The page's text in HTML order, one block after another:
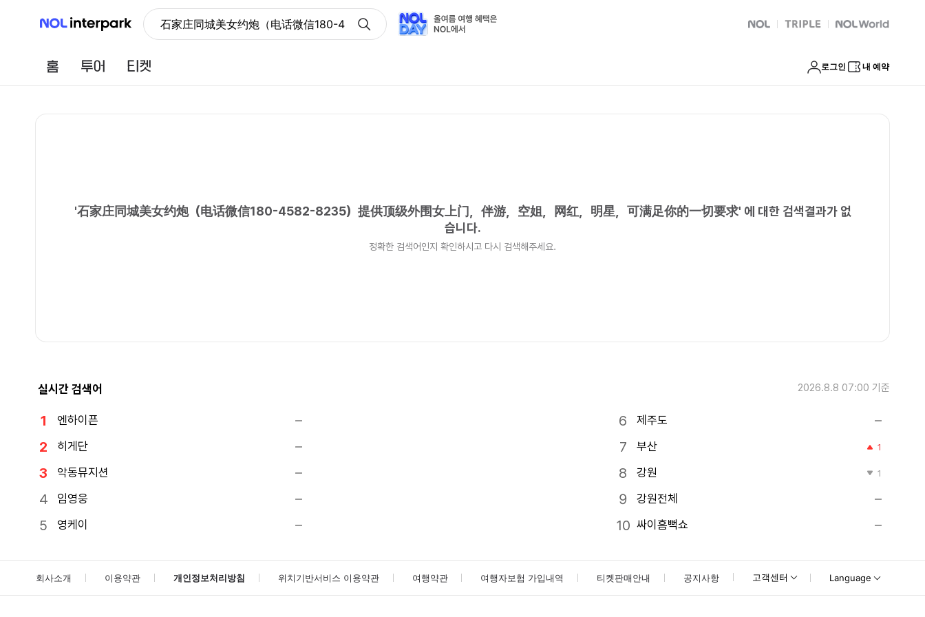
NOL 인터파크 石家庄同城美女约炮（电话微信180-4582-8235）提供顶级外围女上门，伴游，空姐，网红，明星，可满足你的一切要求NOL 트리플 Global Interpark
홈 투어 로그인 내 예약
'石家庄同城美女约炮（电话微信180-4582-8235）提供顶级外围女上门，伴游，空姐，网红，明星，可满足你的一切要求' 에 대한 검색결과가 없
습니다.
정확한 검색어인지 확인하시고 다시 검색해주세요.
실시간 검색어 2026.8.8 07:00 기준
엔하이픈
히게단
악동뮤지션
임영웅
영케이
제주도
부산
1
강원 1
강원전체
싸이흠뻑쇼
회사소개 이용약관 개인정보처리방침 위치기반서비스 이용약관 여행약관 여행자보험 가입내역 티켓판매안내 공지사항 고객센터 Language